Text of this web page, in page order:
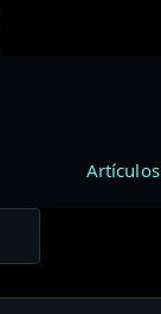
Artículos